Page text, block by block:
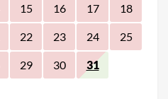
15 16 17 18
22 23 24 25
29 30 31